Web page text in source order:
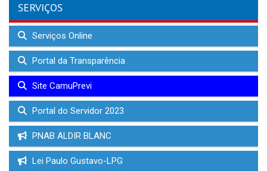
SERVIÇOS
Serviços Online
Portal da Transparência
Site CamuPrevi
Portal do Servidor 2023
PNAB ALDIR BLANC
Lei Paulo Gustavo-LPG